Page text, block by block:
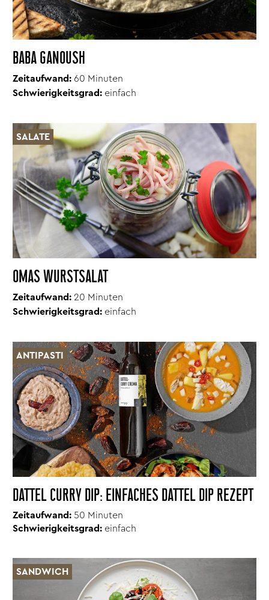
BABA GANOUSH
Zeitaufwand: 60 Minuten
Schwierigkeitsgrad: einfach
OMAS WURSTSALAT
SALATE
Zeitaufwand: 20 Minuten
Schwierigkeitsgrad: einfach
DATTEL CURRY DIP: EINFACHES DATTEL DIP REZEPT
ANTIPASTI
Zeitaufwand: 50 Minuten
Schwierigkeitsgrad: einfach
SANDWICH